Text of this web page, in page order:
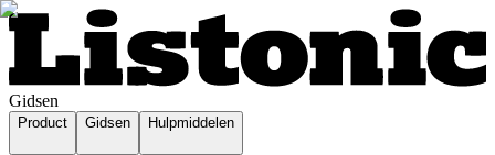
Gidsen
Product Gidsen Hulpmiddelen